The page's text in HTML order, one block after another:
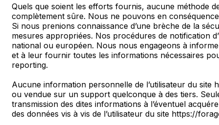
Quels que soient les efforts fournis, aucune méthode
complètement sûre. Nous ne pouvons en
Si nous prenions connaissance d’une brèche de la
mesures appropriées. Nos procédures de notification
national ou européen. Nous nous engageons à
et à leur fournir toutes les informations nécessaires
reporting.
Aucune information personnelle de l’utilisateur du site
ou vendue sur un support quelconque à des tiers.
transmission des dites informations à l’éventuel
des données vis à vis de l’utilisateur du site https://